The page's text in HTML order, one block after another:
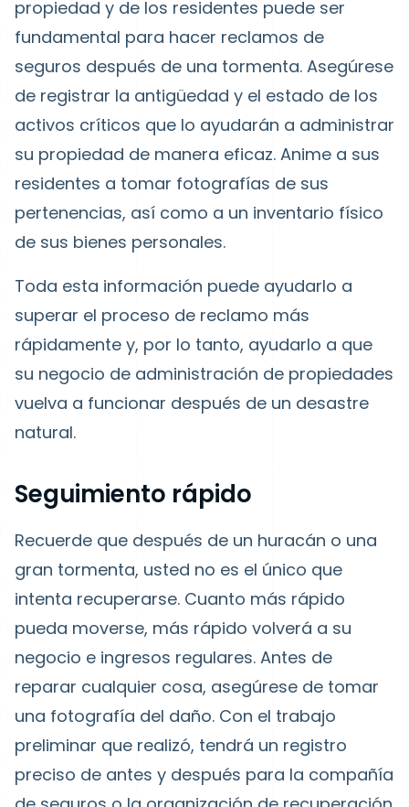
propiedad y de los residentes puede ser
fundamental para hacer reclamos de
seguros después de una tormenta. Asegúrese
de registrar la antigüedad y el estado de los
activos críticos que lo ayudarán a administrar
su propiedad de manera eficaz. Anime a sus
residentes a tomar fotografías de sus
pertenencias, así como a un inventario físico
de sus bienes personales.
Toda esta información puede ayudarlo a
superar el proceso de reclamo más
rápidamente y, por lo tanto, ayudarlo a que
su negocio de administración de propiedades
vuelva a funcionar después de un desastre
natural.
Seguimiento rápido
Recuerde que después de un huracán o una
gran tormenta, usted no es el único que
intenta recuperarse. Cuanto más rápido
pueda moverse, más rápido volverá a su
negocio e ingresos regulares. Antes de
reparar cualquier cosa, asegúrese de tomar
una fotografía del daño. Con el trabajo
preliminar que realizó, tendrá un registro
preciso de antes y después para la compañía